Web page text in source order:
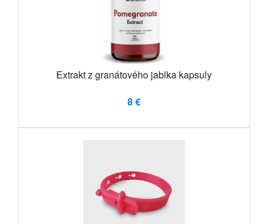
Extrakt z granátového jablka kapsuly
8 €